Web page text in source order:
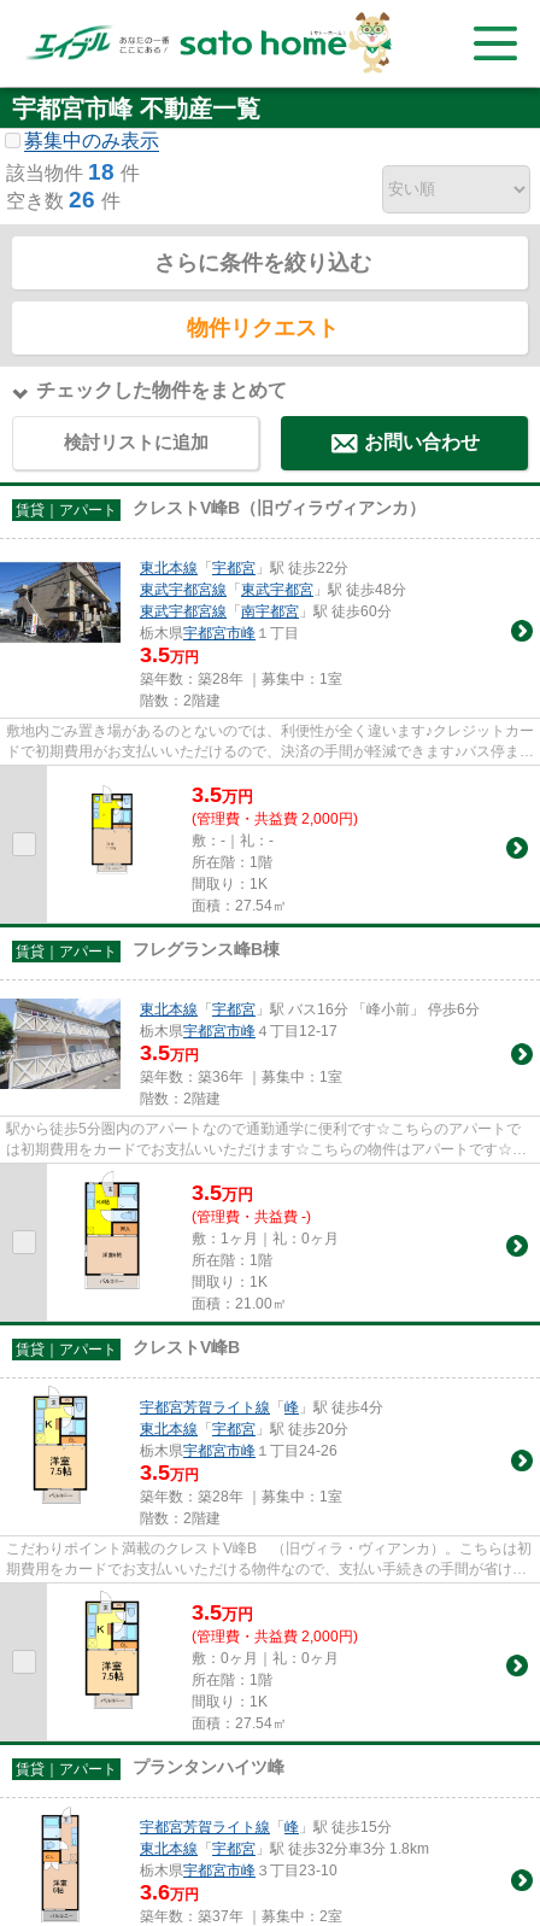
宇都宮市峰 不動産一覧
募集中のみ表示
該当物件 18 件
空き数 26 件
さらに条件を絞り込む
物件リクエスト
チェックした物件をまとめて
検討リストに追加 お問い合わせ
賃貸｜アパート クレストV峰B（旧ヴィラヴィアンカ）
東北本線 「宇都宮 」駅 徒歩22分
東武宇都宮線 「東武宇都宮 」駅 徒歩48分
東武宇都宮線 「南宇都宮 」駅 徒歩60分
栃木県宇都宮市峰 １丁目
3.5万円
築年数：築28年 ｜募集中： 1室
階数：2階建
敷地内ごみ置き場があるのとないのでは、利便性が全く違います♪クレジットカー
ドで初期費用がお支払いいただけるので、決済の手間が軽減できます♪バス停まで
徒歩3分の立地にある物件で...
3.5万円
(管理費・共益費 2,000円)
敷：-｜礼：-
所在階：1階
間取り：1K
面積：27.54㎡
賃貸｜アパート フレグランス峰B棟
東北本線 「宇都宮 」駅 バス16分 「峰小前」 停歩6分
栃木県宇都宮市峰 ４丁目12-17
3.5万円
築年数：築36年 ｜募集中： 1室
階数：2階建
駅から徒歩5分圏内のアパートなので通勤通学に便利です☆こちらのアパートで
は初期費用をカードでお支払いいただけます☆こちらの物件はアパートです☆賃
貸物件をお探しなら、当社にお任...
3.5万円
(管理費・共益費 -)
敷：1ヶ月｜礼：0ヶ月
所在階：1階
間取り：1K
面積：21.00㎡
賃貸｜アパート クレストV峰B
宇都宮芳賀ライト線 「峰 」駅 徒歩4分
東北本線 「宇都宮 」駅 徒歩20分
栃木県宇都宮市峰 １丁目24-26
3.5万円
築年数：築28年 ｜募集中： 1室
階数：2階建
こだわりポイント満載のクレストV峰B （旧ヴィラ・ヴィアンカ）。こちらは初
期費用をカードでお支払いいただける物件なので、支払い手続きの手間が省けま
す。眺望良好で景色が楽しめ...
3.5万円
(管理費・共益費 2,000円)
敷：0ヶ月｜礼：0ヶ月
所在階：1階
間取り：1K
面積：27.54㎡
賃貸｜アパート プランタンハイツ峰
宇都宮芳賀ライト線 「峰 」駅 徒歩15分
東北本線 「宇都宮 」駅 徒歩32分車3分 1.8km
栃木県宇都宮市峰 ３丁目23-10
3.6万円
築年数：築37年 ｜募集中： 2室